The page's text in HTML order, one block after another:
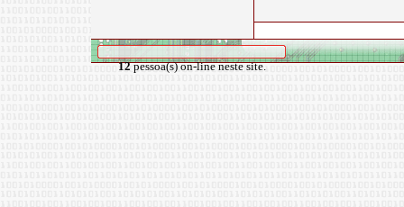
12pessoa(s) on-line neste site.